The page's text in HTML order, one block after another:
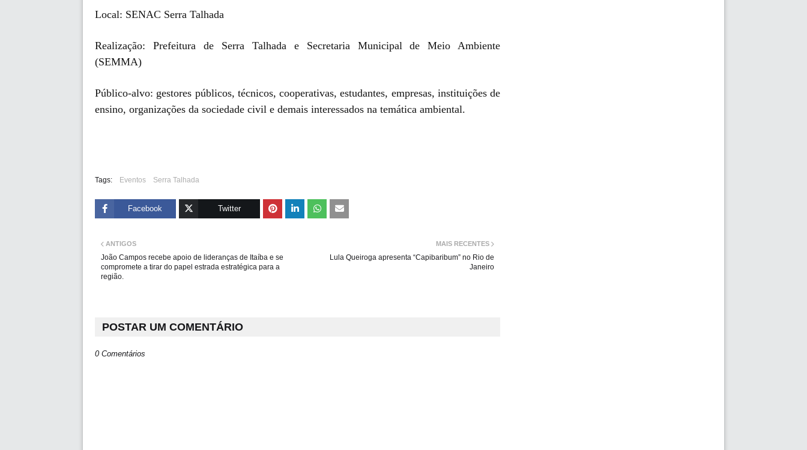
Local: SENAC Serra Talhada
Realização: Prefeitura de Serra Talhada e Secretaria Municipal de Meio Ambiente
(SEMMA)
Público-alvo: gestores públicos, técnicos, cooperativas, estudantes, empresas, instituições de
ensino, organizações da sociedade civil e demais interessados na temática ambiental.
Tags: Eventos Serra Talhada
Facebook Twitter
MAIS RECENTES
Lula Queiroga apresenta “Capibaribum” no Rio de
Janeiro
ANTIGOS
João Campos recebe apoio de lideranças de Itaíba e se
compromete a tirar do papel estrada estratégica para a
região.
POSTAR UM COMENTÁRIO
0 Comentários